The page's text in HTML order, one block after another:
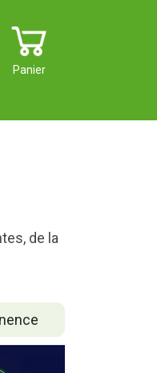
Panier
de la